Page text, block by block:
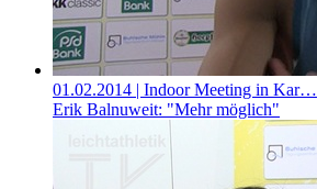
01.02.2014 | Indoor Meeting in Kar…
Erik Balnuweit: "Mehr möglich"